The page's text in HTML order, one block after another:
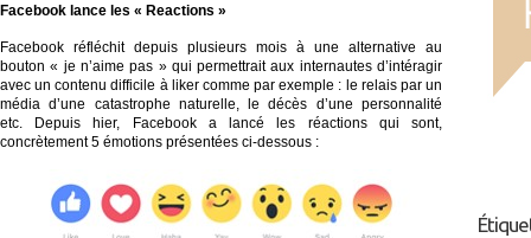
Facebook lance les « Reactions »
Facebook réfléchit depuis plusieurs mois à une alternative au
bouton « je n’aime pas » qui permettrait aux internautes d’intéragir
avec un contenu difficile à liker comme par exemple : le relais par un
média d’une catastrophe naturelle, le décès d’une personnalité
etc. Depuis hier, Facebook a lancé les réactions qui sont,
concrètement 5 émotions présentées ci-dessous :